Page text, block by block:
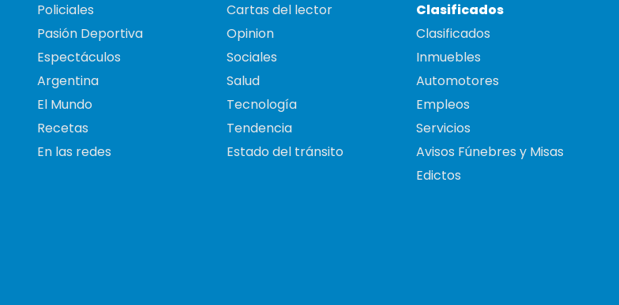
Policiales
Pasión Deportiva
Espectáculos
Argentina
El Mundo
Recetas
En las redes
Cartas del lector
Opinion
Sociales
Salud
Tecnología
Tendencia
Estado del tránsito
Clasificados
Clasificados
Inmuebles
Automotores
Empleos
Servicios
Avisos Fúnebres y Misas
Edictos